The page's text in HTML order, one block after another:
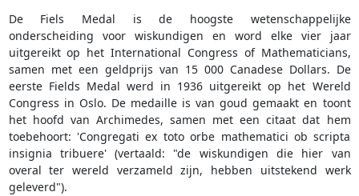
De Fiels Medal is de hoogste wetenschappelijke
onderscheiding voor wiskundigen en word elke vier jaar
uitgereikt op het International Congress of Mathematicians,
samen met een geldprijs van 15 000 Canadese Dollars. De
eerste Fields Medal werd in 1936 uitgereikt op het Wereld
Congress in Oslo. De medaille is van goud gemaakt en toont
het hoofd van Archimedes, samen met een citaat dat hem
toebehoort: 'Congregati ex toto orbe mathematici ob scripta
insignia tribuere' (vertaald: "de wiskundigen die hier van
overal ter wereld verzameld zijn, hebben uitstekend werk
geleverd").